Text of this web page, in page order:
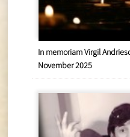
In memoriam Virgil
November 2025